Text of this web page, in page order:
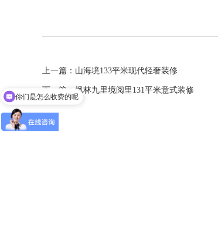
上一篇： 山海境133平米现代轻奢装修
下一篇： 枫林九里境阅里131平米意式装修
你们是怎么收费的呢